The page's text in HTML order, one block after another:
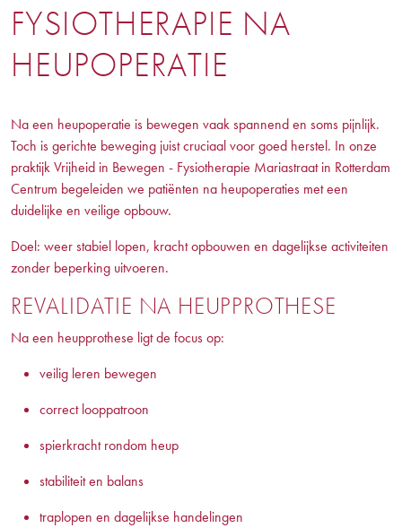
FYSIOTHERAPIE NA
HEUPOPERATIE
Na een heupoperatie is bewegen vaak spannend en soms pijnlijk.
Toch is gerichte beweging juist cruciaal voor goed herstel. In onze
praktijk Vrijheid in Bewegen - Fysiotherapie Mariastraat in Rotterdam
Centrum begeleiden we patiënten na heupoperaties met een
duidelijke en veilige opbouw.
Doel: weer stabiel lopen, kracht opbouwen en dagelijkse activiteiten
zonder beperking uitvoeren.
REVALIDATIE NA HEUPPROTHESE
Na een heupprothese ligt de focus op:
veilig leren bewegen
correct looppatroon
spierkracht rondom heup
stabiliteit en balans
traplopen en dagelijkse handelingen